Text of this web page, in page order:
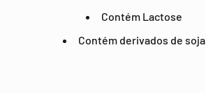
Contém Lactose
Contém derivados de soja